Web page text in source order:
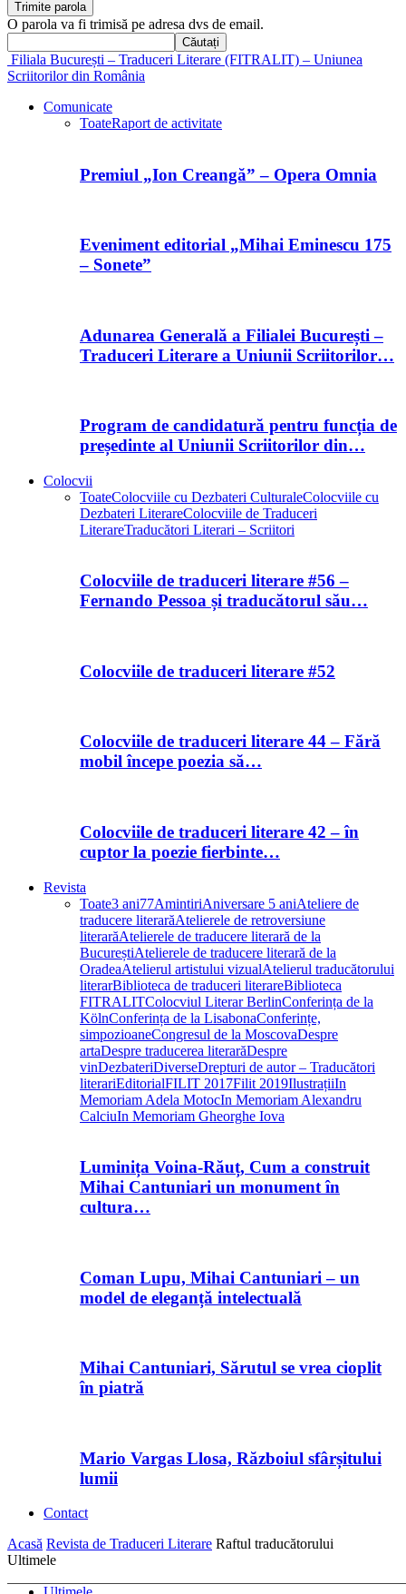
O parola va fi trimisă pe adresa dvs de email.
Filiala București – Traduceri Literare (FITRALIT) – Uniunea
Scriitorilor din România
Comunicate
ToateRaport de activitate
Premiul „Ion Creangă” – Opera Omnia
Eveniment editorial „Mihai Eminescu 175
– Sonete”
Adunarea Generală a Filialei București –
Traduceri Literare a Uniunii Scriitorilor…
Program de candidatură pentru funcția de
președinte al Uniunii Scriitorilor din…
Colocvii
ToateColocviile cu Dezbateri CulturaleColocviile cu
Dezbateri LiterareColocviile de Traduceri
LiterareTraducători Literari – Scriitori
Colocviile de traduceri literare #56 –
Fernando Pessoa și traducătorul său…
Colocviile de traduceri literare #52
Colocviile de traduceri literare 44 – Fără
mobil începe poezia să…
Colocviile de traduceri literare 42 – în
cuptor la poezie fierbinte…
Revista
Toate3 ani77AmintiriAniversare 5 aniAteliere de
traducere literarăAtelierele de retroversiune
literarăAtelierele de traducere literară de la
BucureștiAtelierele de traducere literară de la
OradeaAtelierul artistului vizualAtelierul traducătorului
literarBiblioteca de traduceri literareBiblioteca
FITRALITColocviul Literar BerlinConferința de la
KölnConferința de la LisabonaConferințe,
simpozioaneCongresul de la MoscovaDespre
artaDespre traducerea literarăDespre
vinDezbateriDiverseDrepturi de autor – Traducători
literariEditorialFILIT 2017Filit 2019IlustrațiiIn
Memoriam Adela MotocIn Memoriam Alexandru
CalciuIn Memoriam Gheorghe Iova
Luminița Voina-Răuț, Cum a construit
Mihai Cantuniari un monument în
cultura…
Coman Lupu, Mihai Cantuniari – un
model de eleganță intelectuală
Mihai Cantuniari, Sărutul se vrea cioplit
în piatră
Mario Vargas Llosa, Războiul sfârșitului
lumii
Contact
Acasă Revista de Traduceri Literare Raftul traducătorului
Ultimele